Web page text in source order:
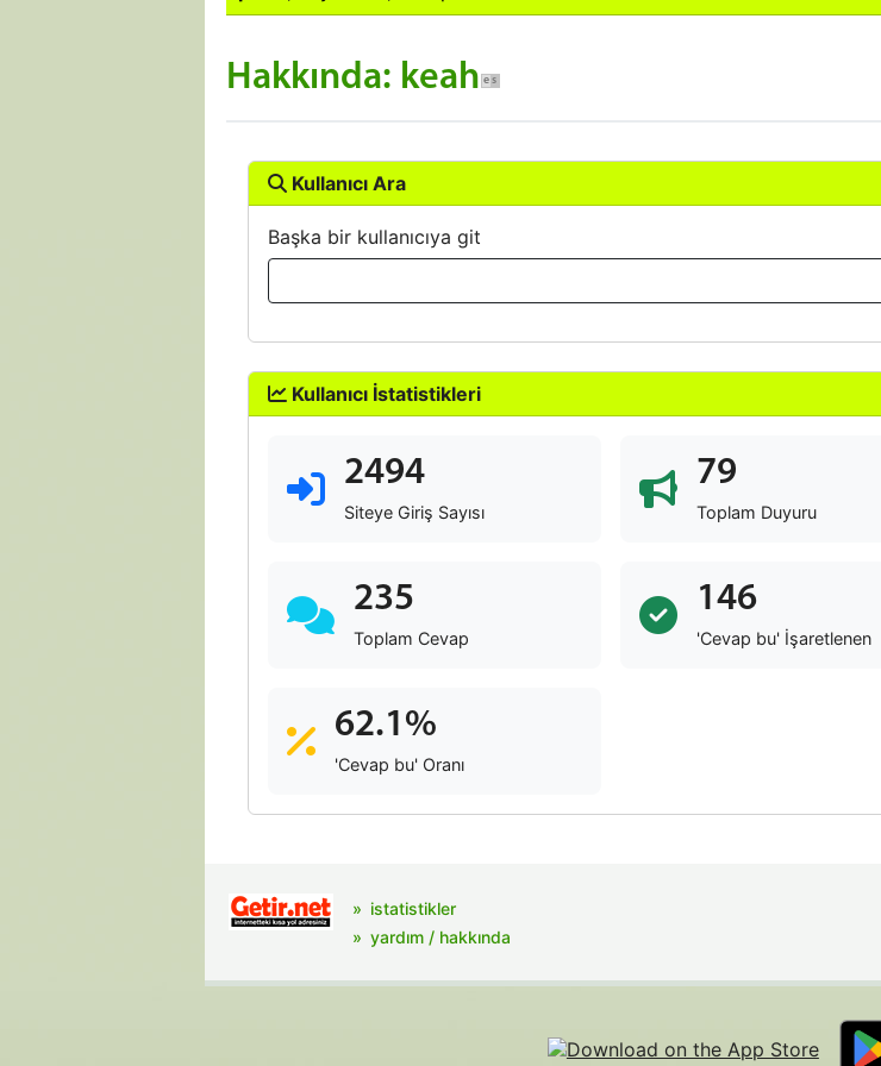
Hakkında: keah
Kullanıcı Ara
Başka bir kullanıcıya git
Kullanıcı İstatistikleri
2494
Siteye Giriş Sayısı
79
Toplam Duyuru
235
Toplam Cevap
146
'Cevap bu' İşaretlenen
62.1%
'Cevap bu' Oranı
istatistikler
yardım / hakkında